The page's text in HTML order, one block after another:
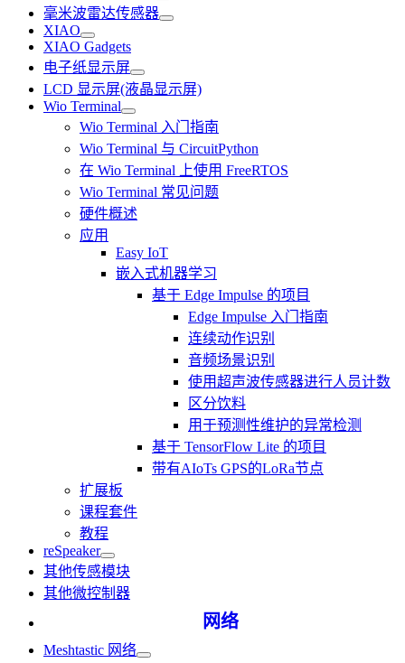
毫米波雷达传感器
XIAO
XIAO Gadgets
电子纸显示屏
LCD 显示屏(液晶显示屏)
Wio Terminal
Wio Terminal 入门指南
Wio Terminal 与 CircuitPython
在 Wio Terminal 上使用 FreeRTOS
Wio Terminal 常见问题
硬件概述
应用
Easy IoT
嵌入式机器学习
基于 Edge Impulse 的项目
Edge Impulse 入门指南
连续动作识别
音频场景识别
使用超声波传感器进行人员计数
区分饮料
用于预测性维护的异常检测
基于 TensorFlow Lite 的项目
带有AIoTs GPS的LoRa节点
扩展板
课程套件
教程
reSpeaker
其他传感模块
其他微控制器
网络
Meshtastic 网络